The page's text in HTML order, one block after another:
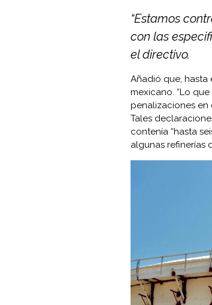
“Estamos
con las
el directivo.
Añadió que,
mexicano. “Lo
penalizaciones en
Tales
contenía “hasta
algunas refinerías